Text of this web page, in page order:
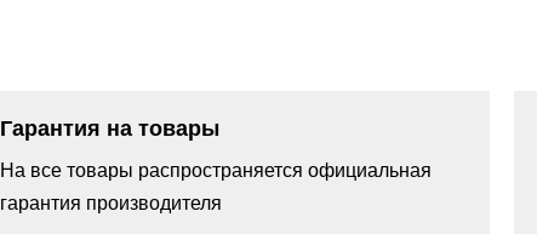
Гарантия на товары
На все товары распространяется официальная
гарантия производителя